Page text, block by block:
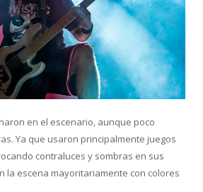
en el escenario, aunque poco
Ya que usaron principalmente juegos
contraluces y sombras en sus
la escena mayoritariamente con colores